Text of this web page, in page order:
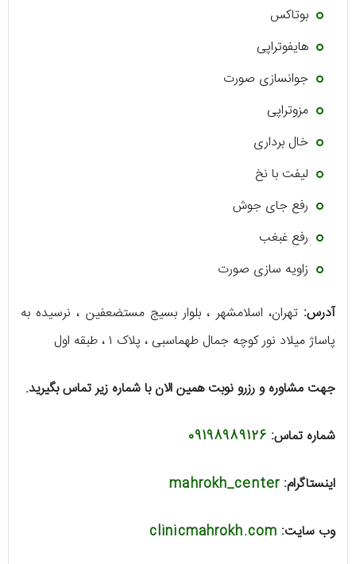
بوتاکس
هایفوتراپی
جوانسازی صورت
مزوتراپی
خال برداری
لیفت با نخ
رفع جای جوش
رفع غبغب
زاویه سازی صورت
آدرس: تهران، اسلامشهر ، بلوار بسیج مستضعفین ، نرسیده به
پاساژ میلاد نور کوچه جمال طهماسبی ، پلاک ۱ ، طبقه اول
جهت مشاوره و رزرو نوبت همین الان با شماره زیر تماس بگیرید.
شماره تماس: 09198989126
اینستاگرام: mahrokh_center
وب سایت: clinicmahrokh.com